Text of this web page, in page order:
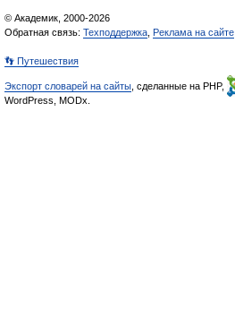
© Академик, 2000-2026
Обратная связь: Техподдержка Реклама на сайте
👣 Путешествия
Экспорт словарей на сайты , сделанные на PHP,
WordPress, MODx.